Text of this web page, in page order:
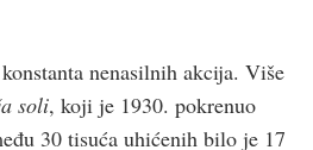
nenasilnih akcija. Više
soli, koji je 1930. pokrenuo
30 tisuća uhićenih bilo je 17